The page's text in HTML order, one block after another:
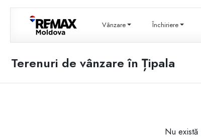
Vânzare Închiriere
Terenuri de vânzare în Țipala
Nu